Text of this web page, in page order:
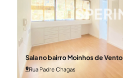
Sala no bairro Moinhos de Vento
Rua Padre Chagas